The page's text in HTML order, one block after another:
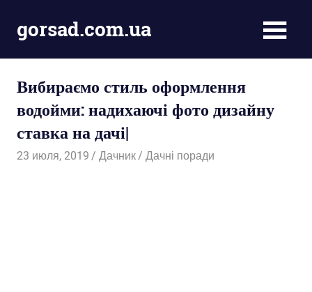
перейти
к
содержимому
gorsad.com.ua
іВибираємо стиль оформлення
водойми: надихаючі фото дизайну
ставка на дачі|
23 июля, 2019 Дачник Дачні поради